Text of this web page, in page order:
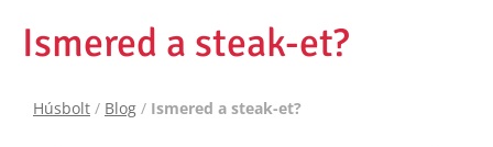
Ismered a steak-et?
Húsbolt / Blog / Ismered a steak-et?